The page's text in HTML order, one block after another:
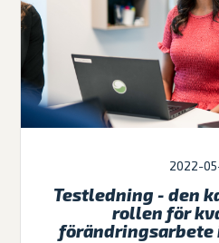
2022-
Testledning - den
rollen för
förändringsarbete